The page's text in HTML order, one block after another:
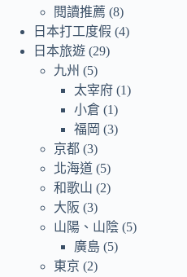
閱讀推薦 (8)
日本打工度假 (4)
日本旅遊 (29)
九州 (5)
太宰府 (1)
小倉 (1)
福岡 (3)
京都 (3)
北海道 (5)
和歌山 (2)
大阪 (3)
山陽、山陰 (5)
廣島 (5)
東京 (2)